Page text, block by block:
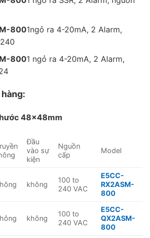
8001ngỏ ra 4-20mA, 2 Alarm,
8001 ngỏ ra 4-20mA, 2 Alarm,
48×48mm
Đầu
vào sự
kiện
Nguồn
cấp
Model
không
100 to
240 VAC
E5CC-
RX2ASM-
800
không
100 to
240 VAC
E5CC-
QX2ASM-
800